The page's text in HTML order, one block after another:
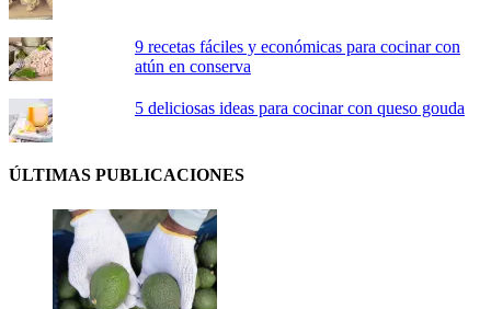
9 recetas fáciles y económicas para cocinar con
atún en conserva
5 deliciosas ideas para cocinar con queso gouda
ÚLTIMAS PUBLICACIONES